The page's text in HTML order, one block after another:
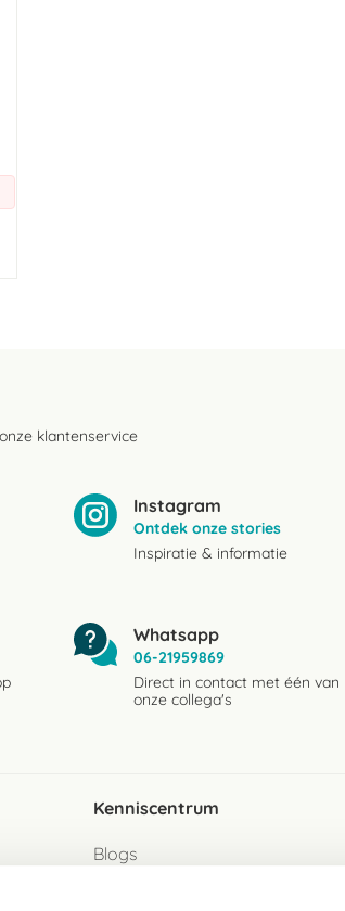
onze klantenservice
Instagram
Ontdek onze stories
Inspiratie & informatie
Whatsapp
06-21959869
Direct in contact met één van
onze collega's
Kenniscentrum
Blogs